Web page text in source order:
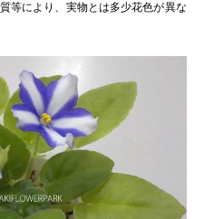
等により、実物とは多少花色が異な